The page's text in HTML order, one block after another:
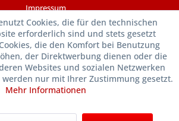
Impressum
Cookies, die für den technischen
erforderlich sind und stets gesetzt
die den Komfort bei Benutzung
der Direktwerbung dienen oder die
Websites und sozialen Netzwerken
nur mit Ihrer Zustimmung gesetzt.
Mehr Informationen